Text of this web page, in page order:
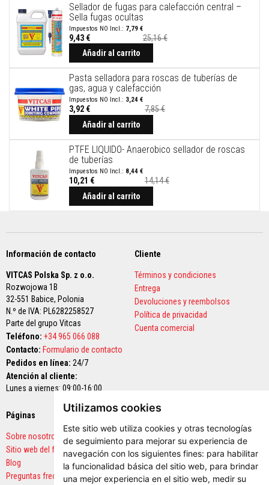
Utilizamos cookies
Este sitio web utiliza cookies y otras tecnologías
de seguimiento para mejorar su experiencia de
navegación con los siguientes fines: para habilitar
la funcionalidad básica del sitio web, para brindar
una mejor experiencia en el sitio web, medir su
s
i
s
e
t
s
a
a
a
u
a
M
a
t
e
r
i
l
e
s
d
e
c
u
u
l
a
c
i
Sellador de fugas para calefacción central –
Sella fugas ocultas
9,43 €
7,79 €
25,16 €
Añadir al carrito
Pasta selladora para roscas de tuberías de
gas, agua y calefacción
Precio
3,92 €
3,24 €
7,85 €
Añadir al carrito
PTFE LIQUIDO- Anaerobico sellador de roscas
de tuberías
Precio
10,21 €
8,44 €
14,14 €
Añadir al carrito
Información de contacto
VITCAS Polska Sp. z o.o.
Rozwojowa 1B
32-551 Babice, Polonia
N.º de IVA: PL6282258527
Parte del grupo Vitcas
Teléfono: +34 965 066 088
Contacto: Formulario de contacto
Pedidos en línea: 24/7
Atención al cliente:
Lunes a viernes: 09:00-16:00
Cliente
Términos y condiciones
Entrega
Devoluciones y reembolsos
Política de privacidad
Cuenta comercial
Páginas
Sobre nosotros
Sitio web del fabricante
Blog
Preguntas frecuentes
Pagos seguros